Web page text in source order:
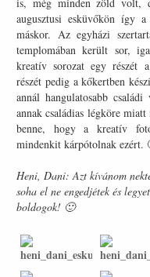
augusztusi esküvőkön így
máskor. Az egyházi
templomában került sor,
kreatív sorozat egy részét
részét pedig a kőkertben
annál hangulatosabb
annak családias légköre
benne, hogy a kreatív
mindenkit kárpótolnak ezért.
Heni, Dani: Azt kívánom
soha el ne engedjétek és
boldogok! 🙂